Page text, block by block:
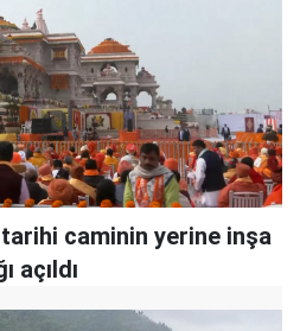
tarihi caminin yerine inşa
açıldı